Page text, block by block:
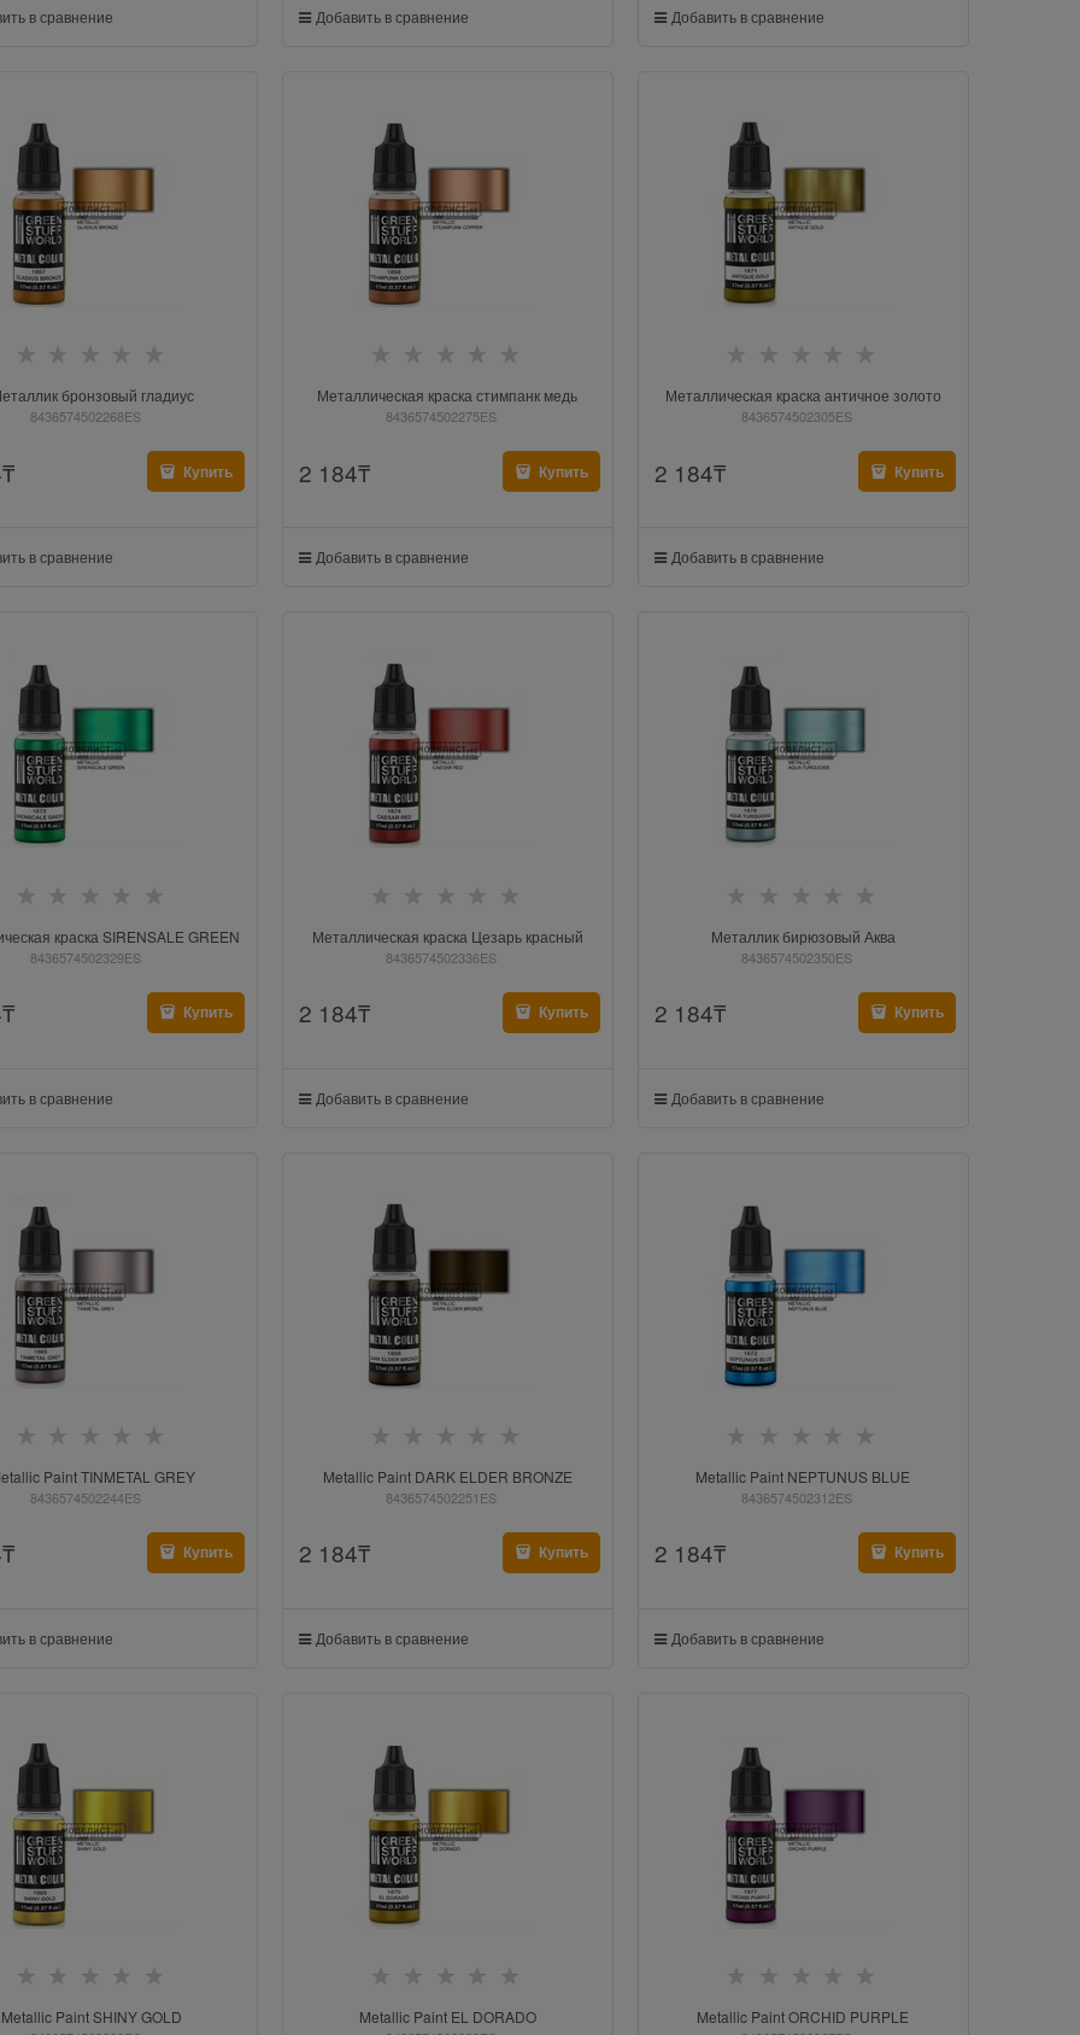
в сравнение Добавить в сравнение Добавить в сравнение
бронзовый гладиус
8436574502268ES
₸ Купить
в сравнение
Металлическая краска стимпанк медь
8436574502275ES
2 184₸ Купить
Добавить в сравнение
Металлическая краска античное золото
8436574502305ES
2 184₸ Купить
Добавить в сравнение
краска SIRENSALE GREEN
8436574502329ES
₸ Купить
в сравнение
Металлическая краска Цезарь красный
8436574502336ES
2 184₸ Купить
Добавить в сравнение
Металлик бирюзовый Аква
8436574502350ES
2 184₸ Купить
Добавить в сравнение
Paint TINMETAL GREY
8436574502244ES
₸ Купить
в сравнение
Metallic Paint DARK ELDER BRONZE
8436574502251ES
2 184₸ Купить
Добавить в сравнение
Metallic Paint NEPTUNUS BLUE
8436574502312ES
2 184₸ Купить
Добавить в сравнение
Metallic Paint SHINY GOLD Metallic Paint EL DORADO Metallic Paint ORCHID PURPLE